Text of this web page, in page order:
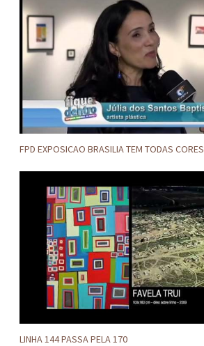
FPD EXPOSICAO BRASILIA TEM TODAS CORES
LINHA 144 PASSA PELA 170